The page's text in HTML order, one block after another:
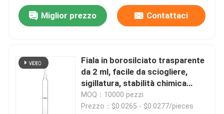
Miglior prezzo Contattaci
Fiala in borosilciato trasparente
da 2 ml, facile da sciogliere,
sigillatura, stabilità chimica
superiore
MOQ：10000 pezzi
Prezzo：$0.0265 - $0.0277/pieces